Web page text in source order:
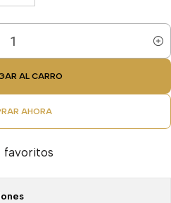
AL CARRO
AHORA
favoritos